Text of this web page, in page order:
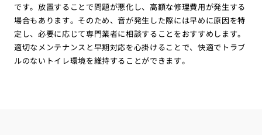
です。放置することで問題が悪化し、高額な修理費用が発生する
場合もあります。そのため、音が発生した際には早めに原因を特
定し、必要に応じて専門業者に相談することをおすすめします。
適切なメンテナンスと早期対応を心掛けることで、快適でトラブ
ルのないトイレ環境を維持することができます。